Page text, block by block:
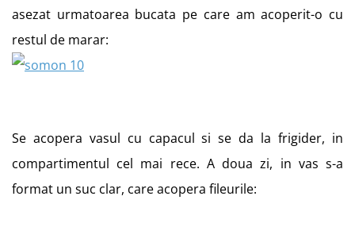
asezat urmatoarea bucata pe care am acoperit-o cu
restul de marar:
Se acopera vasul cu capacul si se da la frigider, in
compartimentul cel mai rece. A doua zi, in vas s-a
format un suc clar, care acopera fileurile: